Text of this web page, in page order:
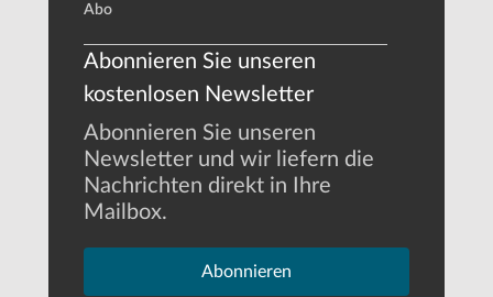
Abo
Abonnieren Sie unseren
kostenlosen Newsletter
Abonnieren Sie unseren
Newsletter und wir liefern die
Nachrichten direkt in Ihre
Mailbox.
Abonnieren